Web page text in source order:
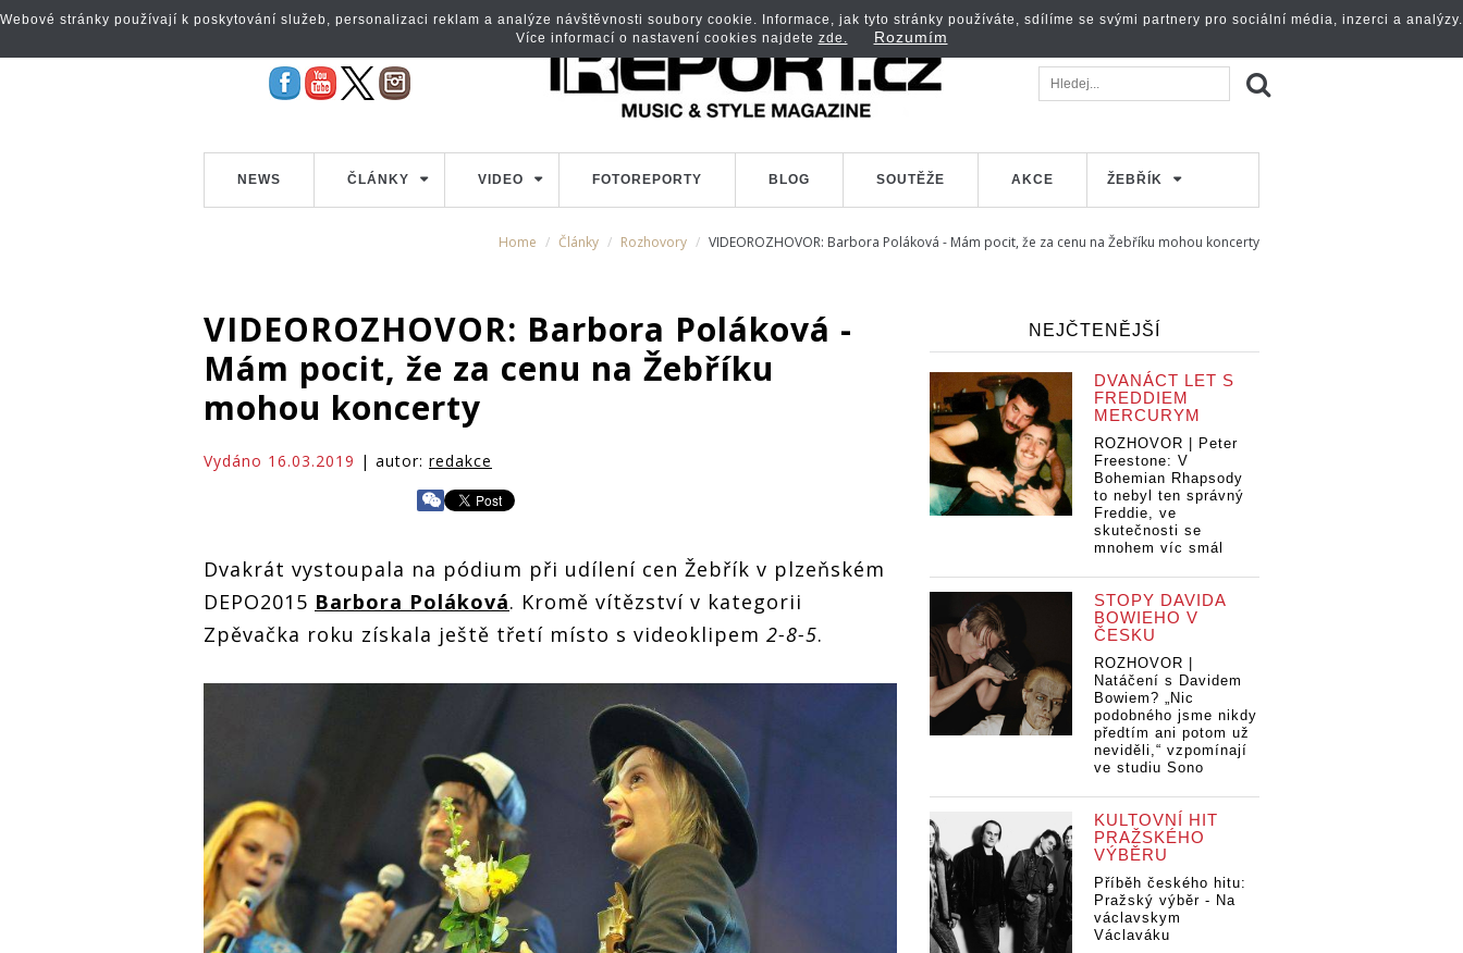
NEWS ČLÁNKY VIDEO FOTOREPORTY BLOG SOUTĚŽE AKCE ŽEBŘÍK
Home Články Rozhovory VIDEOROZHOVOR: Barbora Poláková - Mám pocit, že za cenu na Žebříku mohou koncerty
VIDEOROZHOVOR: Barbora Poláková -
Mám pocit, že za cenu na Žebříku
mohou koncerty
Vydáno 16.03.2019 | autor: redakce
Dvakrát vystoupala na pódium při udílení cen Žebřík v plzeňském
DEPO2015 Barbora Poláková. Kromě vítězství v kategorii
Zpěvačka roku získala ještě třetí místo s videoklipem 2-8-5.
NEJČTENĚJŠÍ
DVANÁCT LET S
FREDDIEM
MERCURYM
ROZHOVOR | Peter
Freestone: V
Bohemian Rhapsody
to nebyl ten správný
Freddie, ve
skutečnosti se
mnohem víc smál
STOPY DAVIDA
BOWIEHO V
ČESKU
ROZHOVOR |
Natáčení s Davidem
Bowiem? „Nic
podobného jsme nikdy
předtím ani potom už
neviděli,“ vzpomínají
ve studiu Sono
KULTOVNÍ HIT
PRAŽSKÉHO
VÝBĚRU
Příběh českého hitu:
Pražský výběr - Na
václavskym
Václaváku
Webové stránky používají k poskytování služeb, personalizaci reklam a analýze návštěvnosti soubory cookie. Informace, jak tyto stránky používáte, sdílíme se svými partnery pro sociální média, inzerci a analýzy.
Více informací o nastavení cookies najdete zde. Rozumím